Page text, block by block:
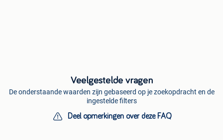
Veelgestelde vragen
De onderstaande waarden zijn gebaseerd op je zoekopdracht en de
ingestelde filters
Deel opmerkingen over deze FAQ